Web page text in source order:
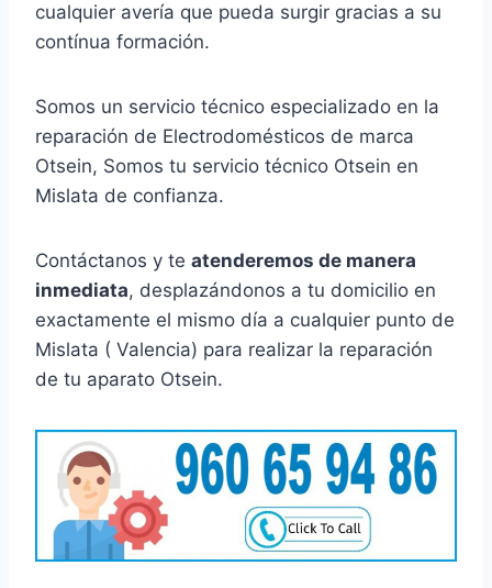
cualquier avería que pueda surgir gracias a su
contínua formación.
Somos un servicio técnico especializado en la
reparación de Electrodomésticos de marca
Otsein, Somos tu servicio técnico Otsein en
Mislata de confianza.
Contáctanos y te atenderemos de manera
inmediata, desplazándonos a tu domicilio en
exactamente el mismo día a cualquier punto de
Mislata ( Valencia) para realizar la reparación
de tu aparato Otsein.